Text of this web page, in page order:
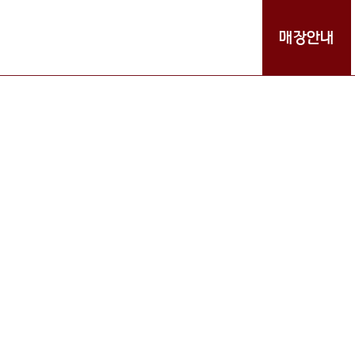
매장안내